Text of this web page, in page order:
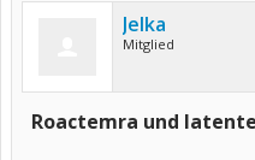
Jelka
Mitglied
Roactemra und